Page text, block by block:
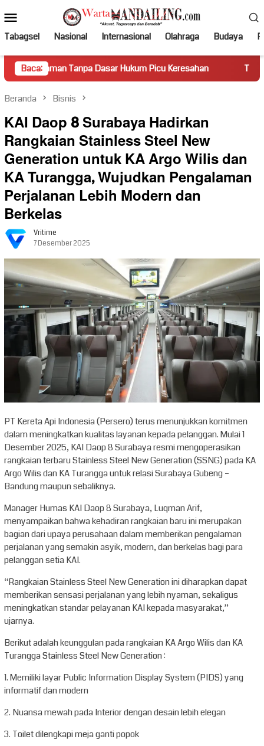
ke
kontenMobile
Tabagsel Nasional Internasional Olahraga Budaya
Baca:
Tanpa Dasar Hukum Picu Keresahan Truk Miring
Beranda Bisnis
KAI Daop 8 Surabaya Hadirkan
Rangkaian Stainless Steel New
Generation untuk KA Argo Wilis dan
KA Turangga, Wujudkan Pengalaman
Perjalanan Lebih Modern dan
Berkelas
Vritime
7 Desember 2025
PT Kereta Api Indonesia (Persero) terus menunjukkan komitmen
dalam meningkatkan kualitas layanan kepada pelanggan. Mulai 1
Desember 2025, KAI Daop 8 Surabaya resmi mengoperasikan
rangkaian terbaru Stainless Steel New Generation (SSNG) pada KA
Argo Wilis dan KA Turangga untuk relasi Surabaya Gubeng –
Bandung maupun sebaliknya.
Manager Humas KAI Daop 8 Surabaya, Luqman Arif,
menyampaikan bahwa kehadiran rangkaian baru ini merupakan
bagian dari upaya perusahaan dalam memberikan pengalaman
perjalanan yang semakin asyik, modern, dan berkelas bagi para
pelanggan setia KAI.
“Rangkaian Stainless Steel New Generation ini diharapkan dapat
memberikan sensasi perjalanan yang lebih nyaman, sekaligus
meningkatkan standar pelayanan KAI kepada masyarakat,”
ujarnya.
Berikut adalah keunggulan pada rangkaian KA Argo Wilis dan KA
Turangga Stainless Steel New Generation :
1. Memiliki layar Public Information Display System (PIDS) yang
informatif dan modern
2. Nuansa mewah pada Interior dengan desain lebih elegan
3. Toilet dilengkapi meja ganti popok